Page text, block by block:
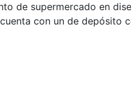
de supermercado en
con un de depósito